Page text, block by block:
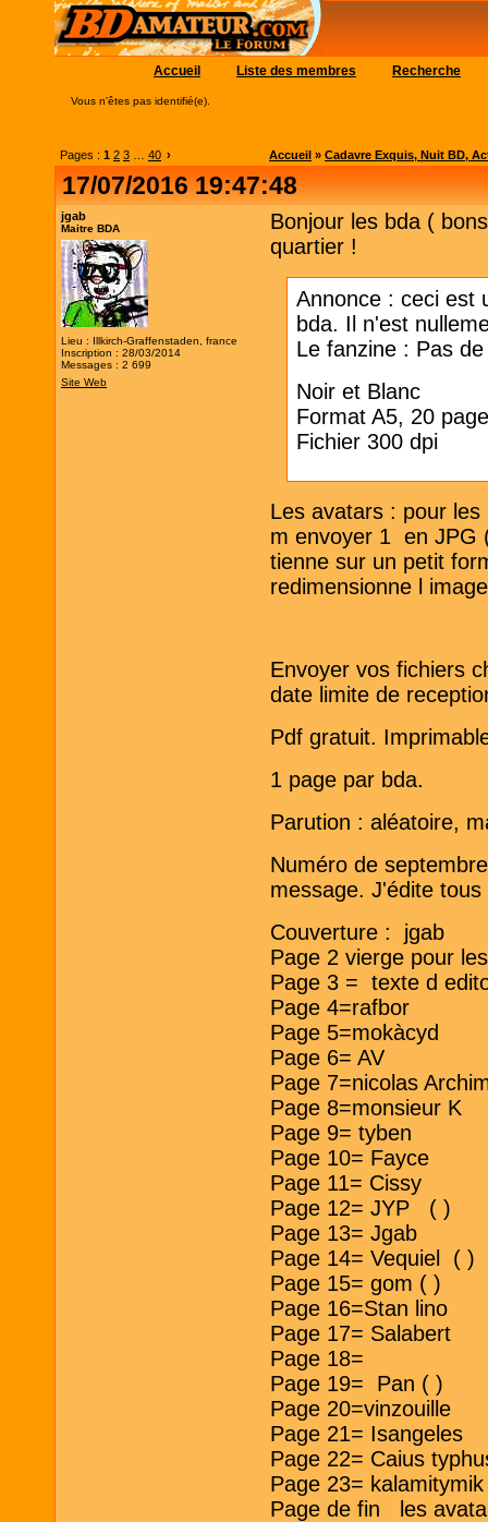
Accueil Liste des membres Recherche
Vous n'êtes pas identifié(e).
Pages : 1 2 3 40 › Accueil » Cadavre Exquis, Nuit BD,
17/07/2016 19:47:48
jgab
Maitre BDA
Lieu : Illkirch-Graffenstaden, france
Inscription : 28/03/2014
Messages : 2 699
Site Web
Bonjour les bda (
quartier !
Annonce : ceci est
bda. Il n'est
Le fanzine : Pas
Noir et Blanc
Format A5, 20
Fichier 300 dpi
Les avatars : pour
m envoyer 1 en JPG
tienne sur un petit
redimensionne l
Envoyer vos fichiers
date limite de
Pdf gratuit.
1 page par bda.
Parution : aléatoire,
Numéro de
message. J'édite
Couverture : jgab
Page 2 vierge pour
Page 3 = texte d
Page 4=rafbor
Page 5=mokàcyd
Page 6= AV
Page 7=nicolas
Page 8=monsieur K
Page 9= tyben
Page 10= Fayce
Page 11= Cissy
Page 12= JYP ( )
Page 13= Jgab
Page 14= Vequiel ( )
Page 15= gom ( )
Page 16=Stan lino
Page 17= Salabert
Page 18=
Page 19= Pan ( )
Page 20=vinzouille
Page 21= Isangeles
Page 22= Caius
Page 23= kalamitymik
Page de fin les